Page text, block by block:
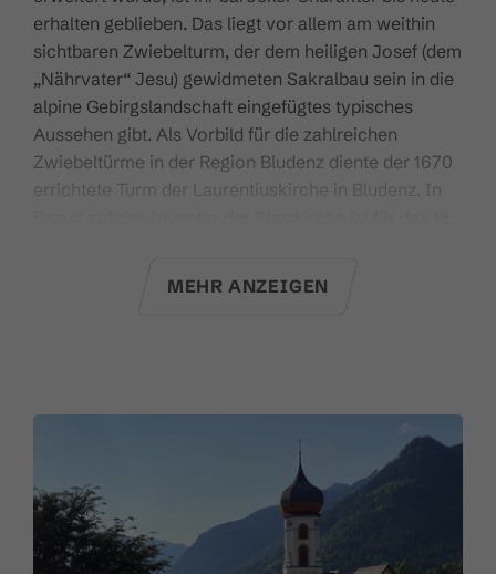
erhalten geblieben. Das liegt vor allem am weithin
sichtbaren Zwiebelturm, der dem heiligen Josef (dem
„Nährvater“ Jesu) gewidmeten Sakralbau sein in die
alpine Gebirgslandschaft eingefügtes typisches
Aussehen gibt. Als Vorbild für die zahlreichen
Zwiebeltürme in der Region Bludenz diente der 1670
errichtete Turm der Laurentiuskirche in Bludenz. In
Paznauntal stammende Johann Ladner lieferte ein
Nikolaus und Ulrich sowie im Langhaus die Figuren
des heiligen Martin und eines weiteren Ulrich. In der
Werkstatt des Josef Vonier in Schruns entstanden
die Altaraufbauten und die Kanzel. Die Malereien sind
bei einer späteren Renovierung geschaffen worden,
für sie zeichnete der Kirchenmaler Anton Marte
MEHR ANZEIGEN